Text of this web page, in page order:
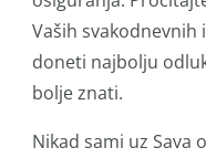
Vaših svakodnevnih
doneti najbolju
bolje znati.
Nikad sami uz Sava